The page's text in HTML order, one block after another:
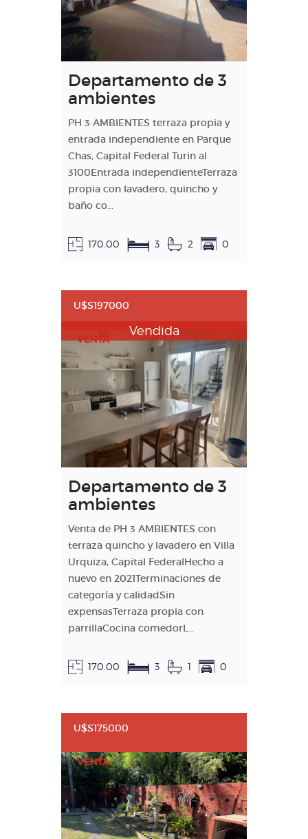
Departamento de 3
ambientes
PH 3 AMBIENTES terraza propia y
entrada independiente en Parque
Chas, Capital Federal Turin al
3100Entrada independienteTerraza
propia con lavadero, quincho y
baño co...
170.00 3 2 0
Vendida
U$S197000
VENTA
Departamento de 3
ambientes
Venta de PH 3 AMBIENTES con
terraza quincho y lavadero en Villa
Urquiza, Capital FederalHecho a
nuevo en 2021Terminaciones de
categoría y calidadSin
expensasTerraza propia con
parrillaCocina comedorL...
170.00 3 1 0
U$S175000
VENTA